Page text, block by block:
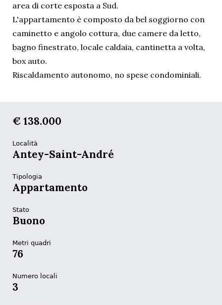
area di corte esposta a Sud.
L'appartamento è composto da bel soggiorno con
caminetto e angolo cottura, due camere da letto,
bagno finestrato, locale caldaia, cantinetta a volta,
box auto.
Riscaldamento autonomo, no spese condominiali.
€ 138.000
Località
Antey-Saint-André
Tipologia
Appartamento
Stato
Buono
Metri quadri
76
Numero locali
3